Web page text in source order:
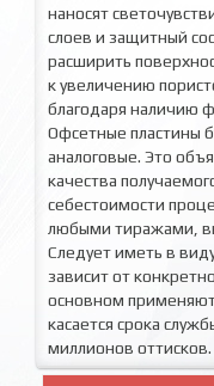
наносят
слоев и защитный
расширить
к увеличению
благодаря наличию
Офсетные пластины
аналоговые. Это
качества
себестоимости
любыми тиражами,
Следует иметь в
зависит от
основном
касается срока
миллионов оттисков.